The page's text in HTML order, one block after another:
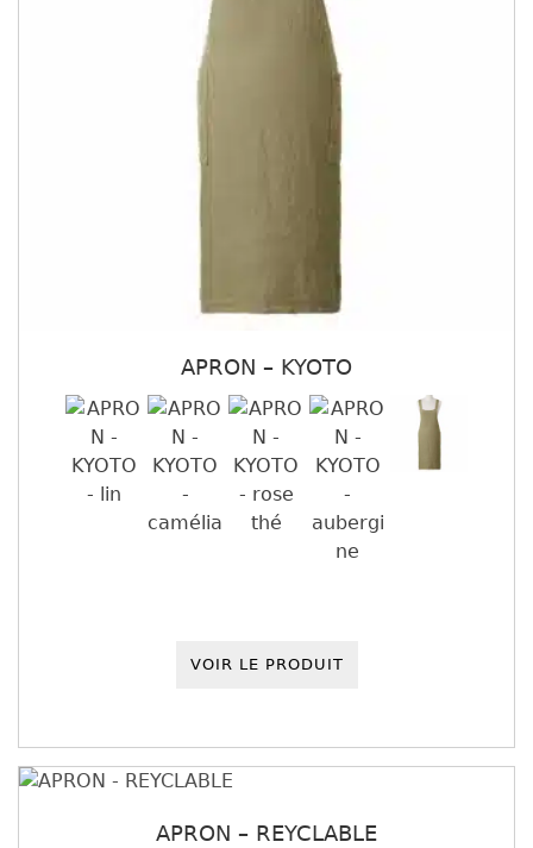
APRON – KYOTO
VOIR LE PRODUIT
APRON – REYCLABLE